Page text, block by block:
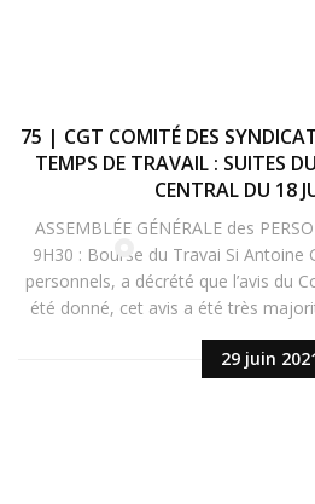
29 juin
75 | CGT COMITÉ DES
TEMPS DE TRAVAIL : SUITES
CENTRAL DU 18
ASSEMBLÉE GÉNÉRALE des
9H30 : Bourse du Travai Si Antoine
personnels, a décrété que l’avis du
été donné, cet avis a été très